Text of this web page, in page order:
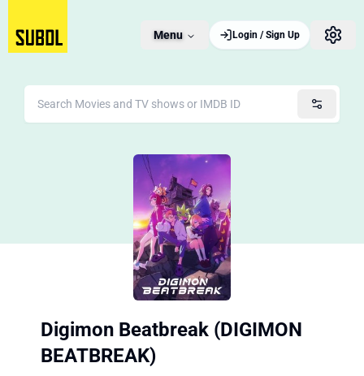
Menu Login / Sign Up
Digimon Beatbreak (DIGIMON
BEATBREAK)